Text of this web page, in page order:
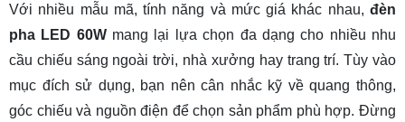
Với nhiều mẫu mã, tính năng và mức giá khác nhau, đèn
pha LED 60Wmang lại lựa chọn đa dạng cho nhiều nhu
cầu chiếu sáng ngoài trời, nhà xưởng hay trang trí. Tùy vào
mục đích sử dụng, bạn nên cân nhắc kỹ về quang thông,
góc chiếu và nguồn điện để chọn sản phẩm phù hợp. Đừng